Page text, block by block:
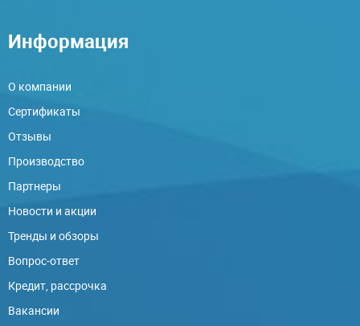
Информация
О компании
Сертификаты
Отзывы
Производство
Партнеры
Новости и акции
Тренды и обзоры
Вопрос-ответ
Кредит, рассрочка
Вакансии